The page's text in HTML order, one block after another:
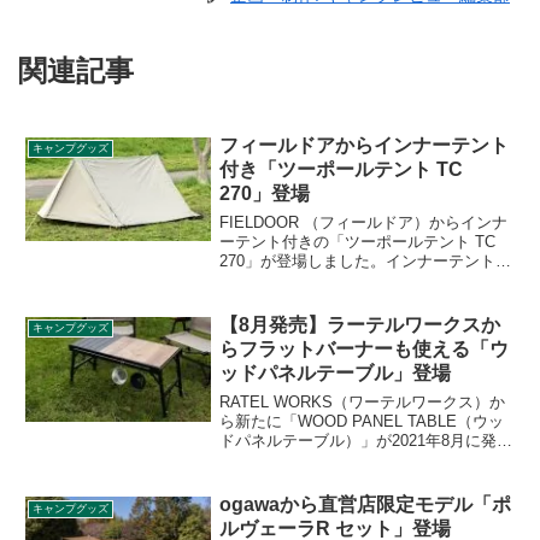
関連記事
キャンプグッズ
フィールドアからインナーテント
付き「ツーポールテント TC
270」登場
FIELDOOR （フィールドア）からインナ
ーテント付きの「ツーポールテント TC
270」が登場しました。インナーテントの
ントです。詳細をレビューします。
キャンプグッズ
【8月発売】ラーテルワークスか
らフラットバーナーも使える「ウ
ッドパネルテーブル」登場
RATEL WORKS（ワーテルワークス）か
ら新たに「WOOD PANEL TABLE（ウッ
ドパネルテーブル）」が2021年8月に発売
細をレビューします。
キャンプグッズ
ogawaから直営店限定モデル「ポ
ルヴェーラR セット」登場